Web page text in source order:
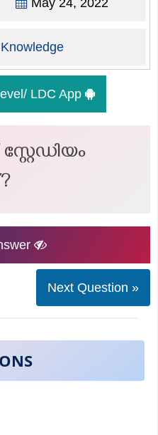
LDC App
Next Question »